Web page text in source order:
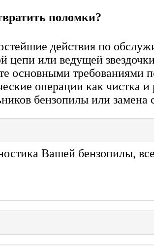
поломки?
действия по
или ведущей
основными требованиями
операции как чистка
бензопилы или замена
500
Вашей бензопилы,
регулировка